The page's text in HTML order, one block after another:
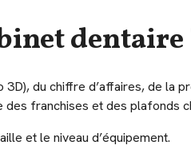
dentaire
du chiffre d’affaires, de la
des franchises et des plafonds
et le niveau d’équipement.